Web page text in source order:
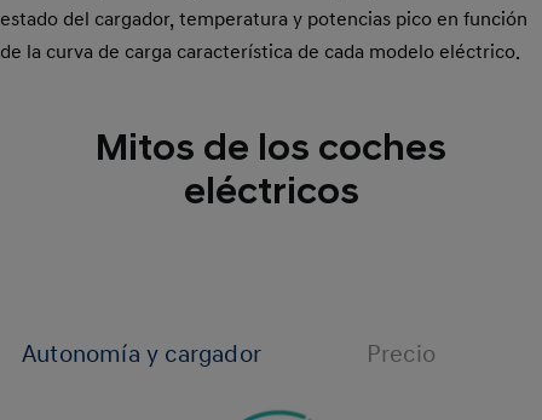
estado del cargador, temperatura y potencias pico en función
de la curva de carga característica de cada modelo eléctrico.
Mitos de los coches
eléctricos
Autonomía y cargador Precio